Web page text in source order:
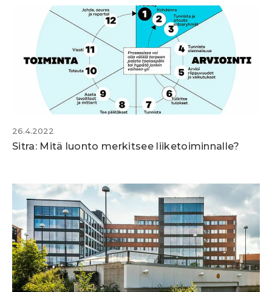
26.4.2022
Sitra: Mitä luonto merkitsee liiketoiminnalle?